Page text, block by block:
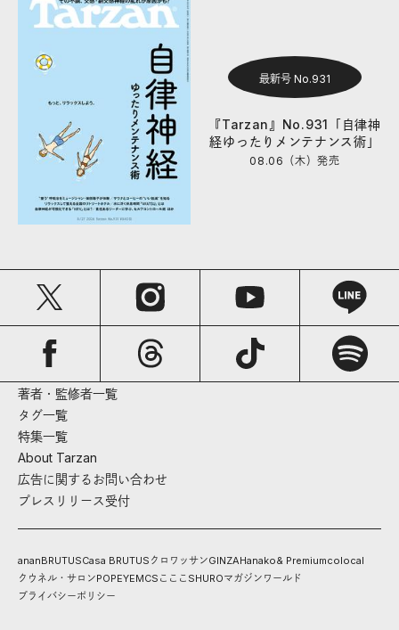
最新号 No.931
『Tarzan』No.931「自律神
経ゆったりメンテナンス術」
08.06（木）発売
著者・監修者一覧
タグ一覧
特集一覧
About Tarzan
広告に関するお問い合わせ
プレスリリース受付
ananBRUTUSCasa BRUTUS クロワッサンGINZAHanako& Premiumcolocal
クウネル・サロンPOPEYEMCS こここ SHUROマガジンワールド
プライバシーポリシー